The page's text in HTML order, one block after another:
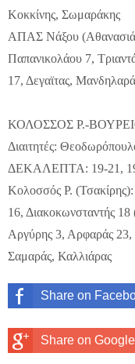
Κοκκίνης, Σωμαράκης
ΑΠΑΣ Νάξου
Παπανικολάου 7,
17, Δεγαϊτας,
ΚΟΛΟΣΣΟΣ Ρ.-
Διαιτητές:
ΔΕΚΑΛΕΠΤΑ: 19-21,
Κολοσσός Ρ.
16, Διακοκωνσταντής
Αργύρης 3, Αρφαράς 23,
Σαμαράς, Καλλιάρας
Share on
Share on